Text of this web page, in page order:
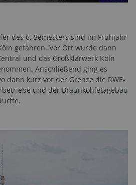
des 6. Semesters sind im Frühjahr
gefahren. Vor Ort wurde dann
und das Großklärwerk Köln
Anschließend ging es
dann kurz vor der Grenze die RWE-
und der Braunkohletagebau